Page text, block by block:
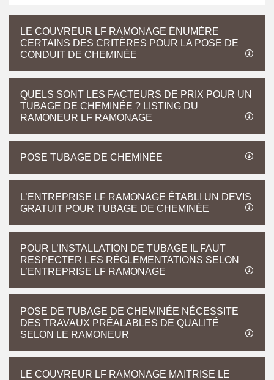
LE COUVREUR LF RAMONAGE ÉNUMÈRE
CERTAINS DES CRITÈRES POUR LA POSE DE
CONDUIT DE CHEMINÉE
QUELS SONT LES FACTEURS DE PRIX POUR UN
TUBAGE DE CHEMINÉE ? LISTING DU
RAMONEUR LF RAMONAGE
POSE TUBAGE DE CHEMINÉE
L’ENTREPRISE LF RAMONAGE ÉTABLI UN DEVIS
GRATUIT POUR TUBAGE DE CHEMINÉE
POUR L’INSTALLATION DE TUBAGE IL FAUT
RESPECTER LES RÉGLEMENTATIONS SELON
L’ENTREPRISE LF RAMONAGE
POSE DE TUBAGE DE CHEMINÉE NÉCESSITE
DES TRAVAUX PRÉALABLES DE QUALITÉ
SELON LE RAMONEUR
LE COUVREUR LF RAMONAGE MAITRISE LE